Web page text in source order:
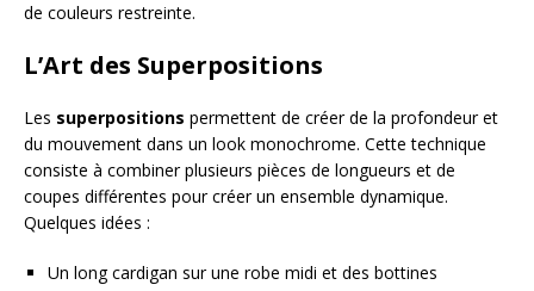
de couleurs restreinte.
L’Art des Superpositions
Les superpositions permettent de créer de la profondeur et
du mouvement dans un look monochrome. Cette technique
consiste à combiner plusieurs pièces de longueurs et de
coupes différentes pour créer un ensemble dynamique.
Quelques idées :
Un long cardigan sur une robe midi et des bottines